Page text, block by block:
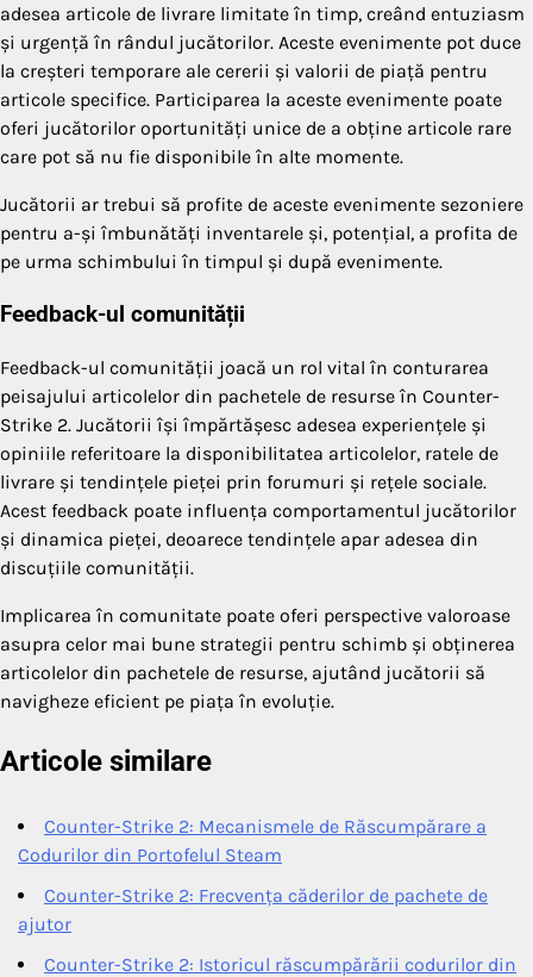
adesea articole de livrare limitate în timp, creând entuziasm
și urgență în rândul jucătorilor. Aceste evenimente pot duce
la creșteri temporare ale cererii și valorii de piață pentru
articole specifice. Participarea la aceste evenimente poate
oferi jucătorilor oportunități unice de a obține articole rare
care pot să nu fie disponibile în alte momente.
Jucătorii ar trebui să profite de aceste evenimente sezoniere
pentru a-și îmbunătăți inventarele și, potențial, a profita de
pe urma schimbului în timpul și după evenimente.
Feedback-ul comunității
Feedback-ul comunității joacă un rol vital în conturarea
peisajului articolelor din pachetele de resurse în Counter-
Strike 2. Jucătorii își împărtășesc adesea experiențele și
opiniile referitoare la disponibilitatea articolelor, ratele de
livrare și tendințele pieței prin forumuri și rețele sociale.
Acest feedback poate influența comportamentul jucătorilor
și dinamica pieței, deoarece tendințele apar adesea din
discuțiile comunității.
Implicarea în comunitate poate oferi perspective valoroase
asupra celor mai bune strategii pentru schimb și obținerea
articolelor din pachetele de resurse, ajutând jucătorii să
navigheze eficient pe piața în evoluție.
Articole similare
Counter-Strike 2: Mecanismele de Răscumpărare a
Codurilor din Portofelul Steam
Counter-Strike 2: Frecvența căderilor de pachete de
ajutor
Counter-Strike 2: Istoricul răscumpărării codurilor din